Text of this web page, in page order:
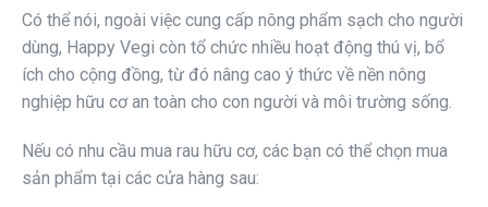
Có thể nói, ngoài việc cung cấp nông phẩm sạch cho người
dùng, Happy Vegi còn tổ chức nhiều hoạt động thú vị, bổ
ích cho cộng đồng, từ đó nâng cao ý thức về nền nông
nghiệp hữu cơ an toàn cho con người và môi trường sống.
Nếu có nhu cầu mua rau hữu cơ, các bạn có thể chọn mua
sản phẩm tại các cửa hàng sau: